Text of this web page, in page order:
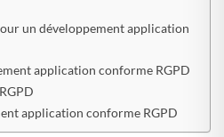
un développement application
application conforme RGPD
application conforme RGPD